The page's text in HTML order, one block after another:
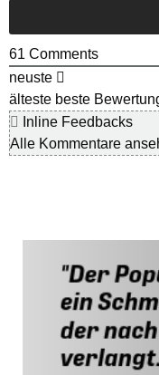
61 Comments
neuste
älteste beste
Inline Feedbacks
Alle Kommentare